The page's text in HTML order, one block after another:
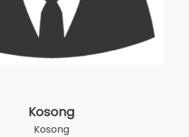
Kosong
Kosong